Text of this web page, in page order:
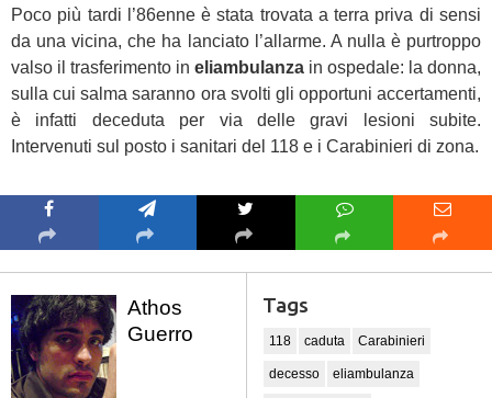
Poco più tardi l’86enne è stata trovata a terra priva di sensi
da una vicina, che ha lanciato l’allarme. A nulla è purtroppo
valso il trasferimento in eliambulanza in ospedale: la donna,
sulla cui salma saranno ora svolti gli opportuni accertamenti,
è infatti deceduta per via delle gravi lesioni subite.
Intervenuti sul posto i sanitari del 118 e i Carabinieri di zona.
Athos
Guerro
Tags
118 caduta Carabinieri
decesso eliambulanza